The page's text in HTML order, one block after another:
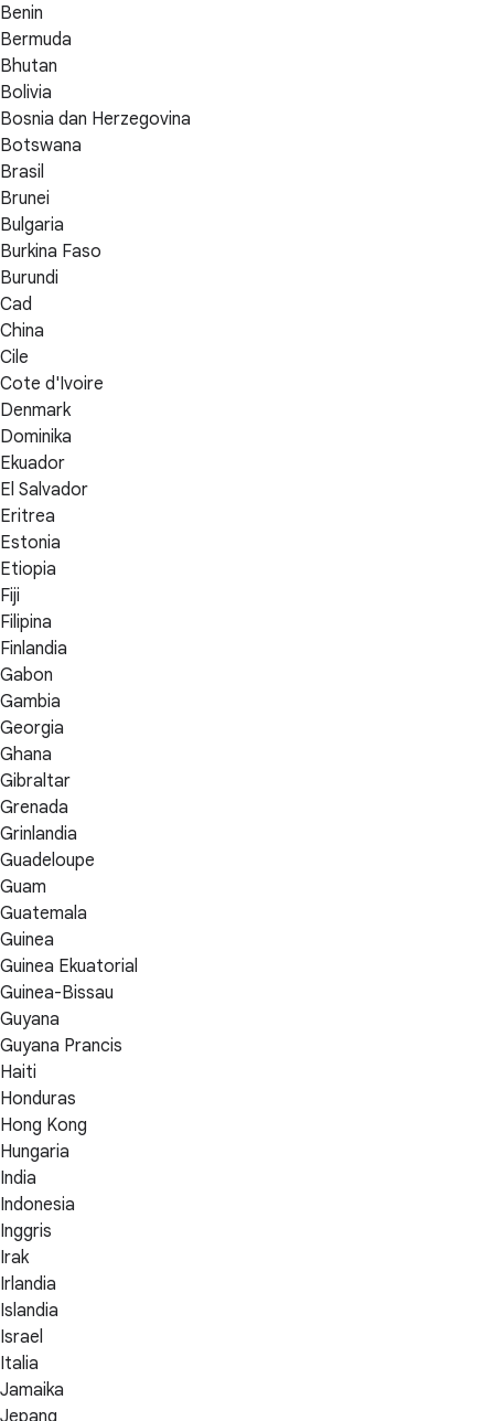
Benin
Bermuda
Bhutan
Bolivia
Bosnia dan Herzegovina
Botswana
Brasil
Brunei
Bulgaria
Burkina Faso
Burundi
Cad
China
Cile
Cote d'Ivoire
Denmark
Dominika
Ekuador
El Salvador
Eritrea
Estonia
Etiopia
Fiji
Filipina
Finlandia
Gabon
Gambia
Georgia
Ghana
Gibraltar
Grenada
Grinlandia
Guadeloupe
Guam
Guatemala
Guinea
Guinea Ekuatorial
Guinea-Bissau
Guyana
Guyana Prancis
Haiti
Honduras
Hong Kong
Hungaria
India
Indonesia
Inggris
Irak
Irlandia
Islandia
Israel
Italia
Jamaika